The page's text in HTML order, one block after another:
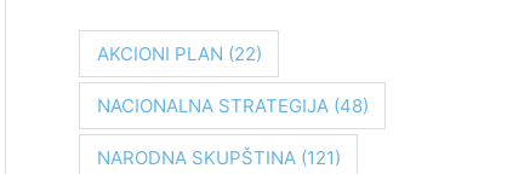
g
AKCIONI PLAN (22)
NACIONALNA STRATEGIJA(48)
NARODNA SKUPŠTINA(121)